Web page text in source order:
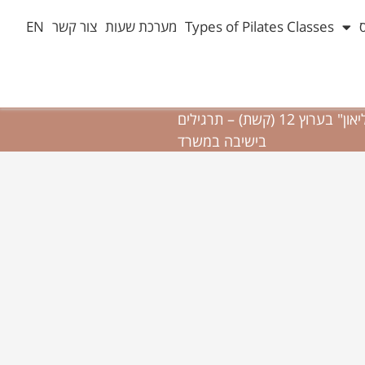
Types of Pilates Classes מערכת שעות צור קשר EN
בתכנית "פאולה וליאון" בערוץ 12 (קשת) – תרגילים
בישיבה במשרד